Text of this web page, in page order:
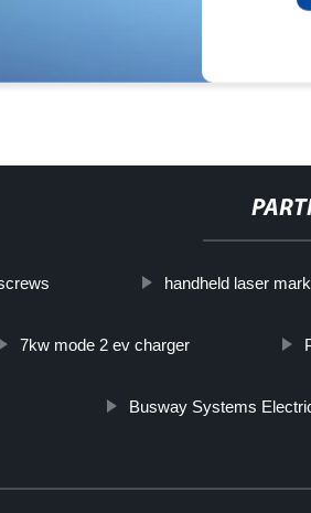
handheld laser
7kw mode 2 ev charger
Busway Systems